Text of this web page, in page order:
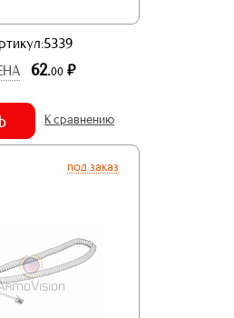
62.00 р.
К сравнению
под заказ